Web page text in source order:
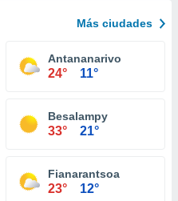
Más ciudades
Antananarivo
24° 11°
Besalampy
33° 21°
Fianarantsoa
23° 12°